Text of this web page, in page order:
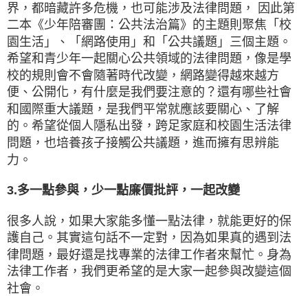
界，都暗藏許多危機，也可能涉及法律問題， 因此第
二本《少年陪審團：公共法治篇》的主題則聚焦「校
園生活」、「網路使用」和「公共議題」三個主題。
希望和青少年一起關心公共領域的法律問題，像是學
校的規則會不會隨著時代改變，網路變得越來越方
便、公開化，有什麼是我們要注意的？還有哪些社會
和國際重大議題，是我們平常就應該要關心、了解
的。希望從個人隱私出發，跨足家庭和校園生活法律
問題，也培養孩子接觸公共議題，進而擁有思辨能
力。
3.多一點參與，少一點廉價批評，一起改變
很多人說，如果大家能多懂一點法律，就能更好的保
護自己。其實這句話不一定對，因為如果真的遇到法
律問題，最好還是找專業的法律工作者來幫忙。身為
法律工作者，我們更希望的是大家一起參與改變這個
社會。